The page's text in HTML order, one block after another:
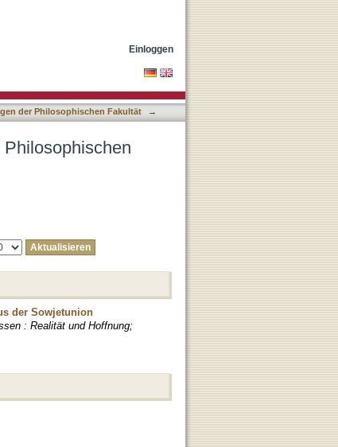
Einloggen
der Philosophischen Fakultät
→
der Sowjetunion
: Realität und Hoffnung;